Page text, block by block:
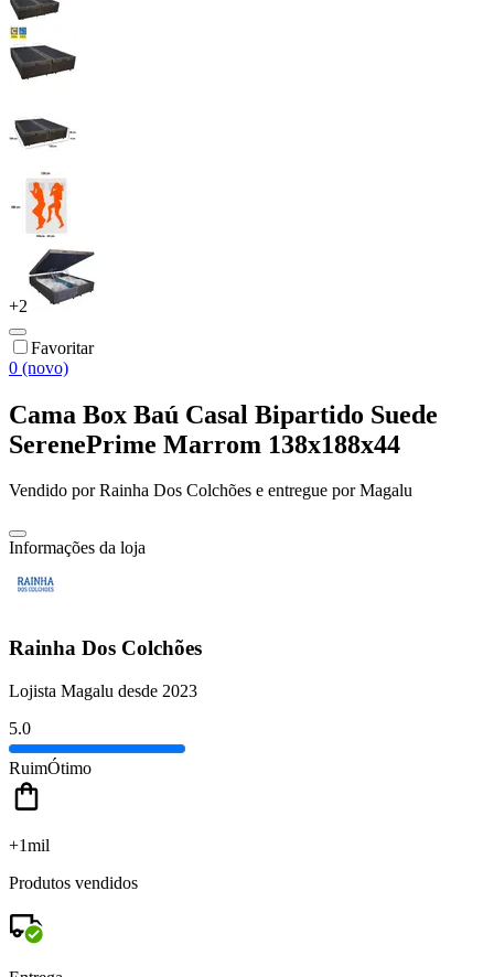
+2
Favoritar
0 (novo)
Cama Box Baú Casal Bipartido Suede
SerenePrime Marrom 138x188x44
Vendido porRainha Dos Colchões e entregue por Magalu
Informações da loja
Rainha Dos Colchões
Lojista Magalu desde 2023
5.0
RuimÓtimo
+1mil
Produtos vendidos